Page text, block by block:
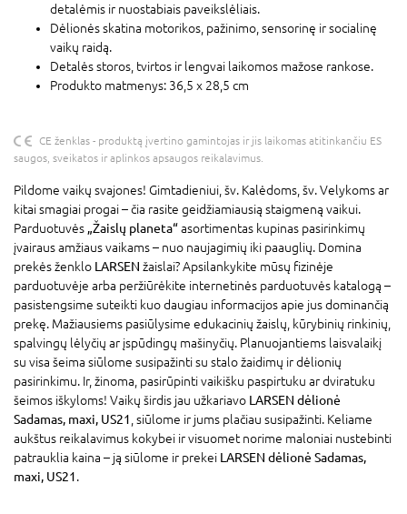
detalėmis ir nuostabiais paveikslėliais.
Dėlionės skatina motorikos, pažinimo, sensorinę ir socialinę
vaikų raidą.
Detalės storos, tvirtos ir lengvai laikomos mažose rankose.
Produkto matmenys: 36,5 x 28,5 cm
CE ženklas - produktą įvertino gamintojas ir jis laikomas atitinkančiu ES
saugos, sveikatos ir aplinkos apsaugos reikalavimus.
Pildome vaikų svajones! Gimtadieniui, šv. Kalėdoms, šv. Velykoms ar
kitai smagiai progai – čia rasite geidžiamiausią staigmeną vaikui.
Parduotuvės „Žaislų planeta“asortimentas kupinas pasirinkimų
įvairaus amžiaus vaikams – nuo naujagimių iki paauglių. Domina
prekės ženklo LARSEN žaislai? Apsilankykite mūsų fizinėje
parduotuvėje arba peržiūrėkite internetinės parduotuvės katalogą –
pasistengsime suteikti kuo daugiau informacijos apie jus dominančią
prekę. Mažiausiems pasiūlysime edukacinių žaislų, kūrybinių rinkinių,
spalvingų lėlyčių ar įspūdingų mašinyčių. Planuojantiems laisvalaikį
su visa šeima siūlome susipažinti su stalo žaidimų ir dėlionių
pasirinkimu. Ir, žinoma, pasirūpinti vaikišku paspirtuku ar dviratuku
šeimos iškyloms! Vaikų širdis jau užkariavo LARSEN dėlionė
Sadamas, maxi, US21 , siūlome ir jums plačiau susipažinti. Keliame
aukštus reikalavimus kokybei ir visuomet norime maloniai nustebinti
patrauklia kaina – ją siūlome ir prekei LARSEN dėlionė Sadamas,
maxi, US21.